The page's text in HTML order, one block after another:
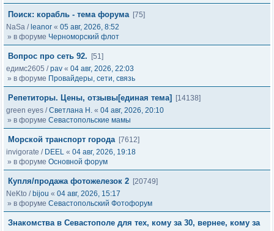
Поиск: корабль - тема форума [75]
NaSa / leanor « 05 авг, 2026, 8:52
» в форуме Черноморский флот
Вопрос про сеть 92.
[51]
едимс2605 /pav « 04 авг, 2026, 22:03
» в форуме Провайдеры, сети, связь
Репетиторы. Цены, отзывы[единая тема]
[14138]
green eyes /Светлана Н. « 04 авг, 2026, 20:10
» в форуме Севастопольские мамы
Морской транспорт города [7612]
invigorate / DEEL « 04 авг, 2026, 19:18
» в форуме Основной форум
Купля/продажа фотожелезок 2 [20749]
NeKto / bijou « 04 авг, 2026, 15:17
» в форуме Севастопольский Фотофорум
Знакомства в Севастополе для тех, кому за 30, вернее, кому за